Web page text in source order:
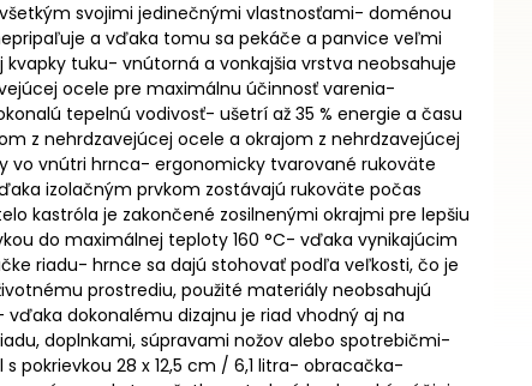
svojimi jedinečnými vlastnosťami- doménou
a vďaka tomu sa pekáče a panvice veľmi
tuku- vnútorná a vonkajšia vrstva neobsahuje
ocele pre maximálnu účinnosť varenia-
tepelnú vodivosť- ušetrí až 35 % energie a času
z nehrdzavejúcej ocele a okrajom z nehrdzavejúcej
vo vnútri hrnca- ergonomicky tvarované rukoväte
izolačným prvkom zostávajú rukoväte počas
kastróla je zakončené zosilnenými okrajmi pre lepšiu
do maximálnej teploty 160 °C- vďaka vynikajúcim
riadu- hrnce sa dajú stohovať podľa veľkosti, čo je
prostrediu, použité materiály neobsahujú
dokonalému dizajnu je riad vhodný aj na
doplnkami, súpravami nožov alebo spotrebičmi-
pokrievkou 28 x 12,5 cm / 6,1 litra- obracačka-